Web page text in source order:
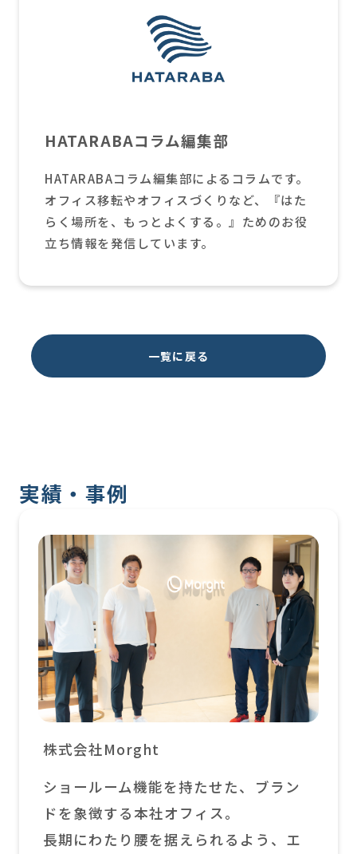
HATARABAコラム編集部
HATARABAコラム編集部によるコラムです。
オフィス移転やオフィスづくりなど、『はた
らく場所を、もっとよくする。』ためのお役
立ち情報を発信しています。
一覧に戻る
実績・事例
株式会社Morght
ショールーム機能を持たせた、ブラン
ドを象徴する本社オフィス。
長期にわたり腰を据えられるよう、エ